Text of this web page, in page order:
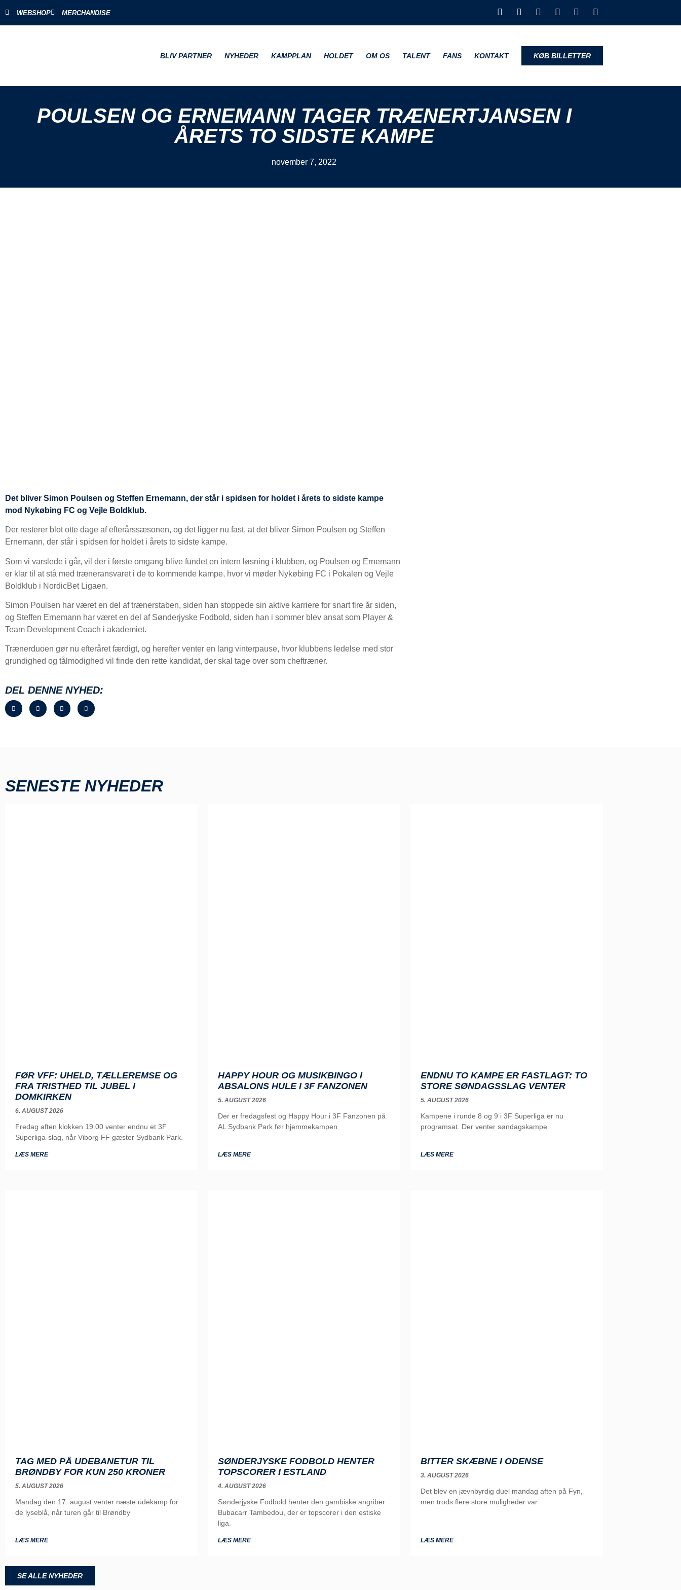
WEBSHOP MERCHANDISE
BLIV PARTNER NYHEDER KAMPPLAN HOLDET OM OS TALENT FANS KONTAKT KØB BILLETTER
POULSEN OG ERNEMANN TAGER TRÆNERTJANSEN I
ÅRETS TO SIDSTE KAMPE
november 7, 2022
Det bliver Simon Poulsen og Steffen Ernemann, der står i spidsen for holdet i årets to sidste kampe
mod Nykøbing FC og Vejle Boldklub.
Der resterer blot otte dage af efterårssæsonen, og det ligger nu fast, at det bliver Simon Poulsen og Steffen
Ernemann, der står i spidsen for holdet i årets to sidste kampe.
Som vi varslede i går, vil der i første omgang blive fundet en intern løsning i klubben, og Poulsen og Ernemann
er klar til at stå med træneransvaret i de to kommende kampe, hvor vi møder Nykøbing FC i Pokalen og Vejle
Boldklub i NordicBet Ligaen.
Simon Poulsen har været en del af trænerstaben, siden han stoppede sin aktive karriere for snart fire år siden,
og Steffen Ernemann har været en del af Sønderjyske Fodbold, siden han i sommer blev ansat som Player &
Team Development Coach i akademiet.
Trænerduoen gør nu efteråret færdigt, og herefter venter en lang vinterpause, hvor klubbens ledelse med stor
grundighed og tålmodighed vil finde den rette kandidat, der skal tage over som cheftræner.
DEL DENNE NYHED:
SENESTE NYHEDER
FØR VFF: UHELD, TÆLLEREMSE OG
FRA TRISTHED TIL JUBEL I
DOMKIRKEN
6. AUGUST 2026
Fredag aften klokken 19.00 venter endnu et 3F
Superliga-slag, når Viborg FF gæster Sydbank Park.
LÆS MERE
HAPPY HOUR OG MUSIKBINGO I
ABSALONS HULE I 3F FANZONEN
5. AUGUST 2026
Der er fredagsfest og Happy Hour i 3F Fanzonen på
AL Sydbank Park før hjemmekampen
LÆS MERE
ENDNU TO KAMPE ER FASTLAGT: TO
STORE SØNDAGSSLAG VENTER
5. AUGUST 2026
Kampene i runde 8 og 9 i 3F Superliga er nu
programsat. Der venter søndagskampe
LÆS MERE
TAG MED PÅ UDEBANETUR TIL
BRØNDBY FOR KUN 250 KRONER
5. AUGUST 2026
Mandag den 17. august venter næste udekamp for
de lyseblå, når turen går til Brøndby
LÆS MERE
SØNDERJYSKE FODBOLD HENTER
TOPSCORER I ESTLAND
4. AUGUST 2026
Sønderjyske Fodbold henter den gambiske angriber
Bubacarr Tambedou, der er topscorer i den estiske
liga.
LÆS MERE
BITTER SKÆBNE I ODENSE
3. AUGUST 2026
Det blev en jævnbyrdig duel mandag aften på Fyn,
men trods flere store muligheder var
LÆS MERE
SE ALLE NYHEDER